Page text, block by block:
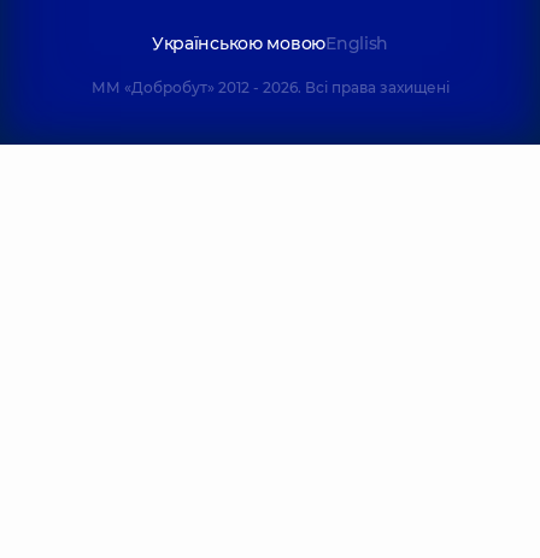
Українською мовоюEnglish
ММ «Добробут» 2012 - 2026. Всі права захищені